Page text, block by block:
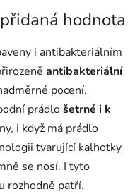
hodnota
i antibakteriálním
antibakteriální
pocení.
prádlošetrné i k
i když má prádlo
tvarující kalhotky
se nosí. I tyto
rozhodně patří.